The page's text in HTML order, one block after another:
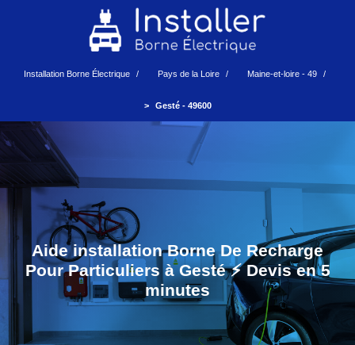
Installation Borne Électrique Pays de la Loire Maine-et-loire - 49
Gesté - 49600
Aide installation Borne De Recharge
Pour Particuliers à Gesté ⚡️ Devis en 5
minutes